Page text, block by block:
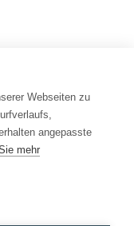
Webseiten zu
angepasste
mehr